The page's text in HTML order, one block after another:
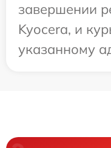
завершении
Kyocera, и
указанному